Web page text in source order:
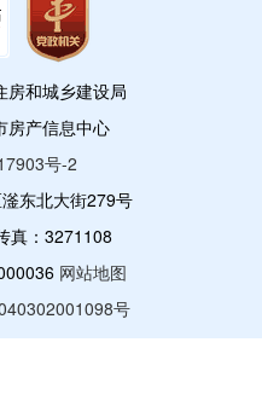
房和城乡建设局
房产信息中心
号-2
东北大街279号
真：3271108
网站地图
号